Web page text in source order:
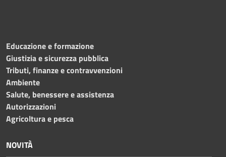
Educazione e formazione
Giustizia e sicurezza pubblica
Tributi, finanze e contravvenzioni
Ambiente
Salute, benessere e assistenza
Autorizzazioni
Agricoltura e pesca
NOVITÀ